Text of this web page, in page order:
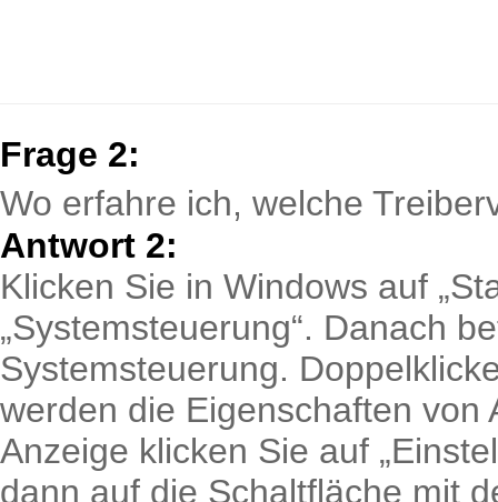
Frage 2:
Wo erfahre ich, welche
Antwort 2:
Klicken Sie in Windows auf
„Systemsteuerung“. Danach
Systemsteuerung.
werden die Eigenschaften
Anzeige klicken Sie auf
dann auf die Schaltfläche mit